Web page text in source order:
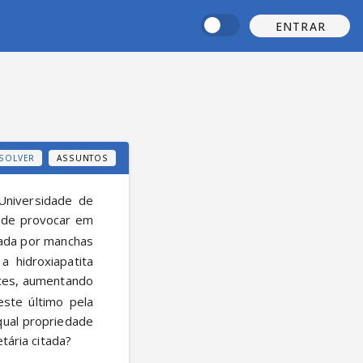
ENTRAR
ASSUNTOS
de
provocar em
por manchas
hidroxiapatita
aumentando
último pela
propriedade
citada?